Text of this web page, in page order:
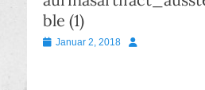
ble (1)
Veröffentlicht
Januar 2, 2018 Autor